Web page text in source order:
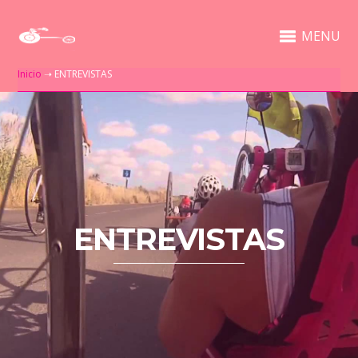
MENU
Inicio ➝ ENTREVISTAS
ENTREVISTAS